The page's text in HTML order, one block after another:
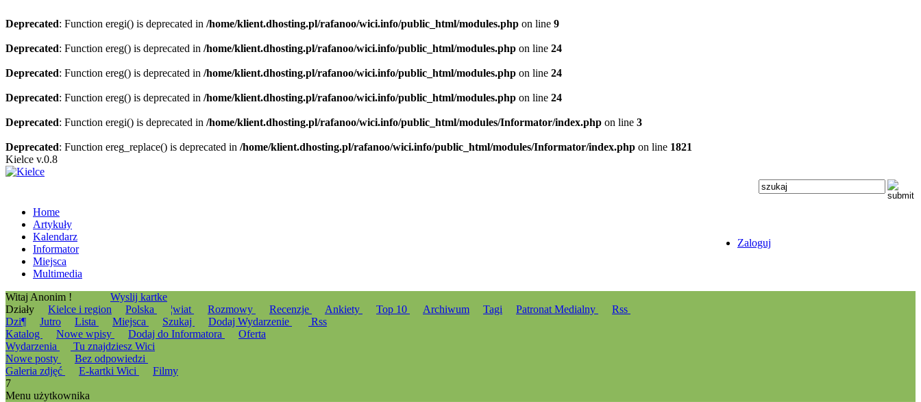
Deprecated: Function eregi() is deprecated in /home/klient.dhosting.pl/rafanoo/wici.info/public_html/modules.php on line 9
Deprecated: Function ereg() is deprecated in /home/klient.dhosting.pl/rafanoo/wici.info/public_html/modules.php on line 24
Deprecated: Function ereg() is deprecated in /home/klient.dhosting.pl/rafanoo/wici.info/public_html/modules.php on line 24
Deprecated: Function ereg() is deprecated in /home/klient.dhosting.pl/rafanoo/wici.info/public_html/modules.php on line 24
Deprecated: Function eregi() is deprecated in /home/klient.dhosting.pl/rafanoo/wici.info/public_html/modules/Informator/index.php on line 3
Deprecated: Function ereg_replace() is deprecated in /home/klient.dhosting.pl/rafanoo/wici.info/public_html/modules/Informator/index.php on line 1821
Kielce v.0.8
Home
Artykuły
Kalendarz
Informator
Miejsca
Multimedia
Zaloguj
Witaj Anonim !
Wyslij kartke
Działy
Kielce i region Polska ¦wiat Rozmowy Recenzje Ankiety Top 10 Archiwum Tagi Patronat Medialny
Rss
Dzi¶
Jutro Lista Miejsca Szukaj Dodaj Wydarzenie
Rss
Katalog
Nowe wpisy Dodaj do Informatora
Oferta
Wydarzenia
Tu znajdziesz Wici
Nowe posty
Bez odpowiedzi
Galeria zdjęć
E-kartki Wici
Filmy
7
Menu użytkownika